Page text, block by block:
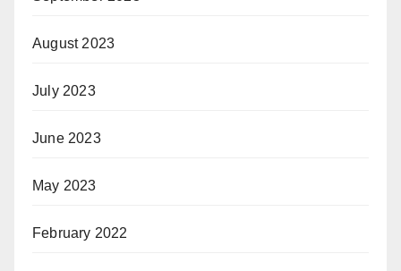
August 2023
July 2023
June 2023
May 2023
February 2022